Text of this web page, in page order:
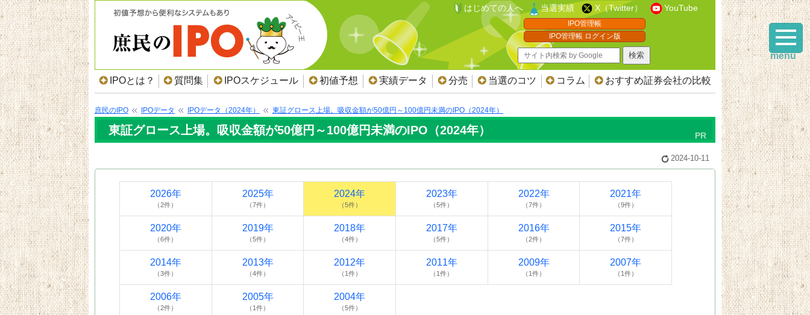
はじめての人へ 当選実績 X（Twitter） YouTube
IPO管理帳
IPO管理帳 ログイン版
IPOとは？ 質問集 IPOスケジュール 初値予想 実績データ 分売 当選のコツ コラム おすすめ証券会社の比較
庶民のIPO IPOデータ IPOデータ（2024年） 東証グロース上場。吸収金額が50億円～100億円未満のIPO（2024年）
東証グロース上場。吸収金額が50億円～100億円未満のIPO（2024年）
2024-10-11
2026年
（2件）
2025年
（7件）
2024年
（5件）
2023年
（5件）
2022年
（7件）
2021年
（9件）
2020年
（6件）
2019年
（5件）
2018年
（4件）
2017年
（5件）
2016年
（2件）
2015年
（7件）
2014年
（3件）
2013年
（4件）
2012年
（1件）
2011年
（1件）
2009年
（1件）
2007年
（1件）
2006年
（2件）
2005年
（1件）
2004年
（5件）
menu